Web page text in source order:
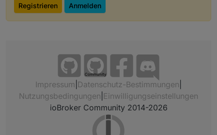
Registrieren Anmelden
Community
Impressum Datenschutz-Bestimmungen
Nutzungsbedingungen Einwilligungseinstellungen
ioBroker Community 2014-2026